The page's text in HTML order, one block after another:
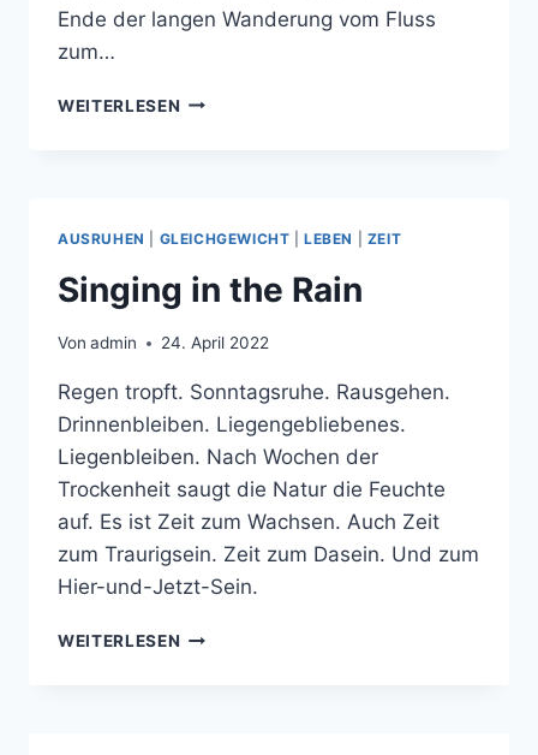
Ende der langen Wanderung vom Fluss
zum…
WEITERLESEN DER
AUSRUHEN GLEICHGEWICHT |LEBEN ZEIT
Singing in the Rain
Von admin 24. April 2022
Regen tropft. Sonntagsruhe. Rausgehen.
Drinnenbleiben. Liegengebliebenes.
Liegenbleiben. Nach Wochen der
Trockenheit saugt die Natur die Feuchte
auf. Es ist Zeit zum Wachsen. Auch Zeit
zum Traurigsein. Zeit zum Dasein. Und zum
Hier-und-Jetzt-Sein.
WEITERLESEN SINGING